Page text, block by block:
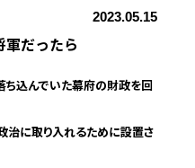
声
いて
2023.05.15
軍だったら
ち込んでいた幕府の財政を回
治に取り入れるために設置さ